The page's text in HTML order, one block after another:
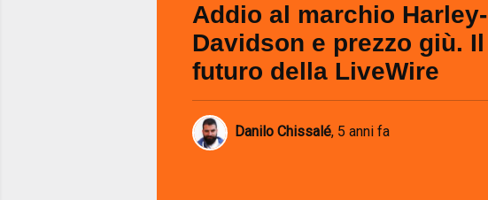
Addio al marchio Harley-
Davidson e prezzo giù. Il
futuro della LiveWire
Danilo Chissalé, 5 anni fa